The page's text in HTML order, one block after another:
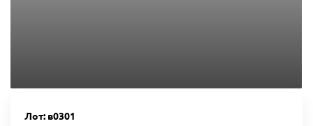
Лот: в0301